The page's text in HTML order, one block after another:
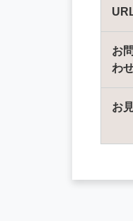
お
わ
お